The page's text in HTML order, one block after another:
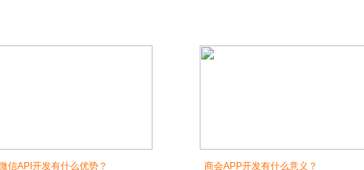
信API开发有什么优势？
商会APP开发有什么意义？